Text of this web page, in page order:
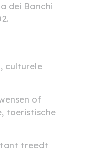
dei Banchi
culturele
of
toeristische
treedt